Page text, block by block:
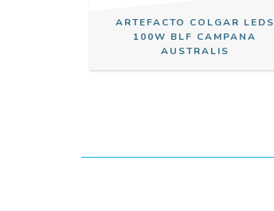
ARTEFACTO COLGAR LEDS
100W BLF CAMPANA
AUSTRALIS